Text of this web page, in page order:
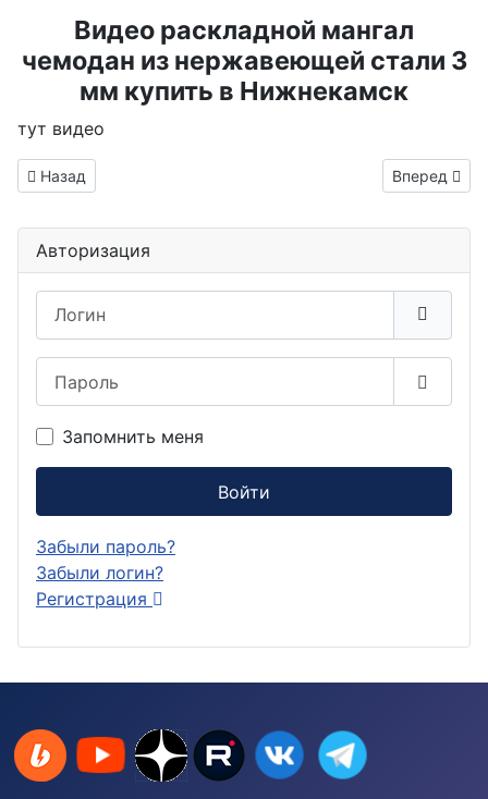
Видео раскладной мангал
чемодан из нержавеющей стали 3
мм купить в Нижнекамск
тут видео
Информация о материале
Предыдущий: Складной мангал купить в Петрозаводск
Назад Следующий:
Вперед
Авторизация
Запомнить меня
Войти
Забыли пароль?
Забыли логин?
Регистрация